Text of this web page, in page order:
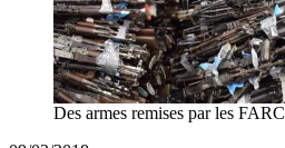
Des armes remises par les FARC